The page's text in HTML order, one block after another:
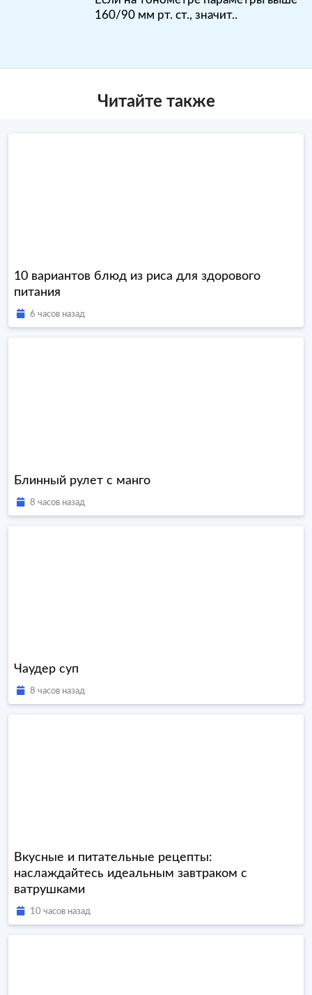
160/90 мм рт. ст., значит..
Читайте также
10 вариантов блюд из риса для здорового
питания
6 часов назад
Блинный рулет с манго
8 часов назад
Чаудер суп
8 часов назад
Вкусные и питательные рецепты:
наслаждайтесь идеальным завтраком с
ватрушками
10 часов назад